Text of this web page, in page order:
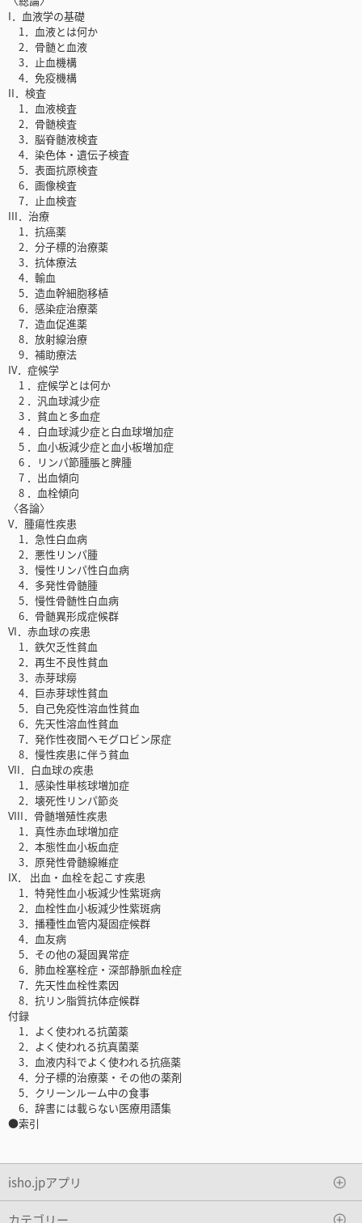
I．血液学の基礎
1．血液とは何か
2．骨髄と血液
3．止血機構
4．免疫機構
II．検査
1．血液検査
2．骨髄検査
3．脳脊髄液検査
4．染色体・遺伝子検査
5．表面抗原検査
6．画像検査
7．止血検査
III．治療
1．抗癌薬
2．分子標的治療薬
3．抗体療法
4．輸血
5．造血幹細胞移植
6．感染症治療薬
7．造血促進薬
8．放射線治療
9．補助療法
IV．症候学
1 ．症候学とは何か
2 ．汎血球減少症
3 ．貧血と多血症
4 ．白血球減少症と白血球増加症
5 ．血小板減少症と血小板増加症
6 ．リンパ節腫脹と脾腫
7 ．出血傾向
8 ．血栓傾向
〈各論〉
V．腫瘍性疾患
1．急性白血病
2．悪性リンパ腫
3．慢性リンパ性白血病
4．多発性骨髄腫
5．慢性骨髄性白血病
6．骨髄異形成症候群
VI．赤血球の疾患
1．鉄欠乏性貧血
2．再生不良性貧血
3．赤芽球癆
4．巨赤芽球性貧血
5．自己免疫性溶血性貧血
6．先天性溶血性貧血
7．発作性夜間ヘモグロビン尿症
8．慢性疾患に伴う貧血
VII．白血球の疾患
1．感染性単核球増加症
2．壊死性リンパ節炎
VIII．骨髄増殖性疾患
1．真性赤血球増加症
2．本態性血小板血症
3．原発性骨髄線維症
IX． 出血・血栓を起こす疾患
1．特発性血小板減少性紫斑病
2．血栓性血小板減少性紫斑病
3．播種性血管内凝固症候群
4．血友病
5．その他の凝固異常症
6．肺血栓塞栓症・深部静脈血栓症
7．先天性血栓性素因
8．抗リン脂質抗体症候群
付録
1．よく使われる抗菌薬
2．よく使われる抗真菌薬
3．血液内科でよく使われる抗癌薬
4．分子標的治療薬・その他の薬剤
5．クリーンルーム中の食事
6．辞書には載らない医療用語集
●索引
isho.jpアプリ
カテゴリー